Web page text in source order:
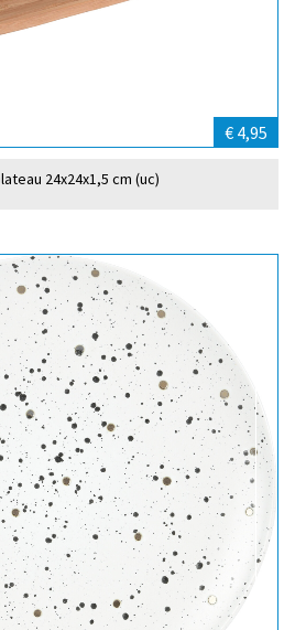
€ 4,95
24x24x1,5 cm (uc)